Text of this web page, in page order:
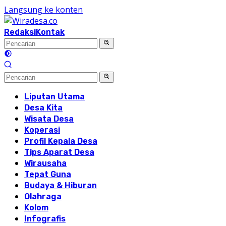
Langsung ke konten
RedaksiKontak
Liputan Utama
Desa Kita
Wisata Desa
Koperasi
Profil Kepala Desa
Tips Aparat Desa
Wirausaha
Tepat Guna
Budaya & Hiburan
Olahraga
Kolom
Infografis